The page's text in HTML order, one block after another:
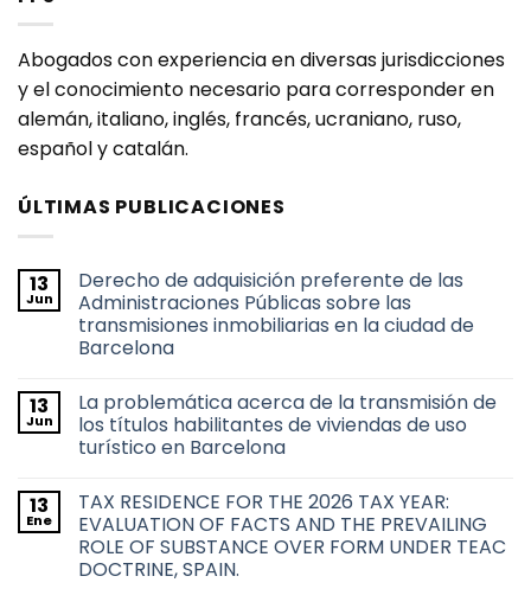
Abogados con experiencia en diversas jurisdicciones
y el conocimiento necesario para corresponder en
alemán, italiano, inglés, francés, ucraniano, ruso,
español y catalán.
ÚLTIMAS PUBLICACIONES
13
Jun
Derecho de adquisición preferente de las
Administraciones Públicas sobre las
transmisiones inmobiliarias en la ciudad de
Barcelona
comentarios
en
Derecho
de
de
las
Administraciones
Públicas
sobre
las
13
Jun
La problemática acerca de la transmisión de
los títulos habilitantes de viviendas de uso
turístico en Barcelona
comentarios
en
La
problemática
acerca
de
13
Ene
TAX RESIDENCE FOR THE 2026 TAX YEAR:
EVALUATION OF FACTS AND THE PREVAILING
ROLE OF SUBSTANCE OVER FORM UNDER TEAC
DOCTRINE, SPAIN.